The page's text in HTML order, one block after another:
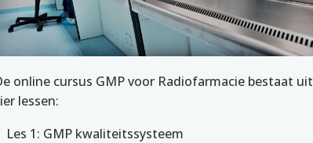
online cursus GMP voor Radiofarmacie bestaat uit
lessen:
Les 1: GMP kwaliteitssysteem